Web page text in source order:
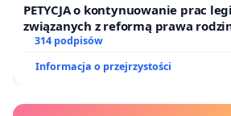
PETYCJA o kontynuowanie prac
związanych z reformą prawa
314 podpisów
Informacja o przejrzystości